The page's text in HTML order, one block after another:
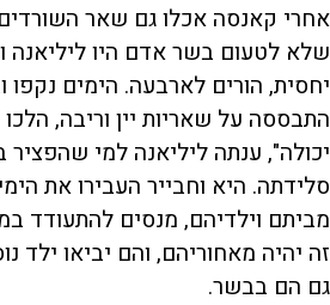
אחרי קאנסה אכלו גם שאר
שלא לטעום בשר אדם היו ליליאנה
יחסית, הורים לארבעה. הימים נקפו
התבססה על שאריות יין וריבה,
יכולה", ענתה ליליאנה למי
סלידתה. היא וחבייר העבירו את
מביתם וילדיהם, מנסים להתעודד
זה יהיה מאחוריהם, והם יביאו ילד
גם הם בבשר.